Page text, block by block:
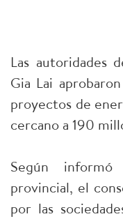
Las autoridades
Gia Lai
proyectos de
cercano a 190
Según
provincial, el
por las